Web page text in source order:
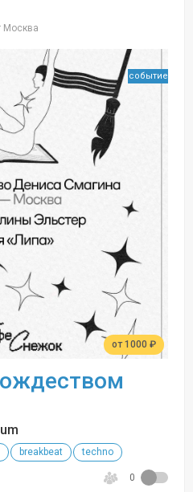
Москва
от 1000 ₽
событие
breakbeat techno
0